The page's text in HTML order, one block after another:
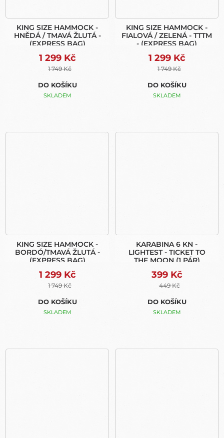
KING SIZE HAMMOCK -
HNĚDÁ / TMAVÁ ŽLUTÁ -
(EXPRESS BAG)
1 299 Kč
1 749 Kč
DO KOŠÍKU
SKLADEM
KING SIZE HAMMOCK -
FIALOVÁ / ZELENÁ - TTTM
- (EXPRESS BAG)
1 299 Kč
1 749 Kč
DO KOŠÍKU
SKLADEM
KING SIZE HAMMOCK -
BORDÓ/TMAVÁ ŽLUTÁ -
(EXPRESS BAG)
1 299 Kč
1 749 Kč
DO KOŠÍKU
SKLADEM
KARABINA 6 KN -
LIGHTEST - TICKET TO
THE MOON (1 PÁR)
399 Kč
449 Kč
DO KOŠÍKU
SKLADEM